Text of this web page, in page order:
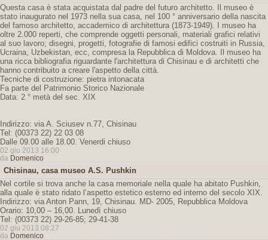
Questa casa è stata acquistata dal padre del futuro architetto. Il museo è
stato inaugurato nel 1973 nella sua casa, nel 100 ° anniversario della nascita
del famoso architetto, accademico di architettura (1873-1949). I museo ha
oltre 2.000 reperti, che comprende oggetti personali, materiali grafici relativi
al suo lavoro; disegni, progetti, fotografie di famosi edifici costruiti in Russia,
Ucraina, Uzbekistan, ecc, compresa la Repubblica di Moldova. Il museo ha
una ricca bibliografia riguardante l'architettura di Chisinau e di architetti che
hanno contribuito a creare l'aspetto della città.
Tecniche di costruzione: pietra intonacata
Fa parte del Patrimonio Storico Nazionale
Data: 2 ° metà del sec. XIX
Indirizzo: via A. Sciusev n.77, Chisinau
Tel: (00373 22) 22 03 08
Dalle 09.00 alle 18.00. Venerdi chiuso
02 giu 2013 16:00
da Domenico
Chisinau, casa museo A.S. Pushkin
Nel cortile si trova anche la casa memoriale nella quale ha abitato Pushkin,
alla quale è stato ridato l’aspetto estetico esterno ed interno del secolo XIX.
Indirizzo: via Anton Pann, 19, Chisinau. MD- 2005, Repubblica Moldova
Orario: 10,00 – 16,00. Lunedì chiuso
Tel: (00373 22) 29-26-85; 29-41-38
02 giu 2013 08:27
da Domenico